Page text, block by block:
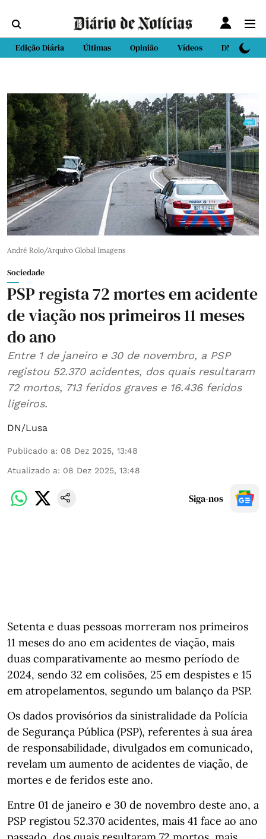
Edição Diária Últimas Opinião Vídeos DN Sport
André Rolo/Arquivo Global Imagens
Sociedade
PSP regista 72 mortes em acidente
de viação nos primeiros 11 meses
do ano
Entre 1 de janeiro e 30 de novembro, a PSP
registou 52.370 acidentes, dos quais resultaram
72 mortos, 713 feridos graves e 16.436 feridos
ligeiros.
DN/Lusa
Publicado a: 08 Dez 2025, 13:48
Atualizado a: 08 Dez 2025, 13:48
Siga-nos
Setenta e duas pessoas morreram nos primeiros
11 meses do ano em acidentes de viação, mais
duas comparativamente ao mesmo período de
2024, sendo 32 em colisões, 25 em despistes e 15
em atropelamentos, segundo um balanço da PSP.
Os dados provisórios da sinistralidade da Polícia
de Segurança Pública (PSP), referentes à sua área
de responsabilidade, divulgados em comunicado,
revelam um aumento de acidentes de viação, de
mortes e de feridos este ano.
Entre 01 de janeiro e 30 de novembro deste ano, a
PSP registou 52.370 acidentes, mais 41 face ao ano